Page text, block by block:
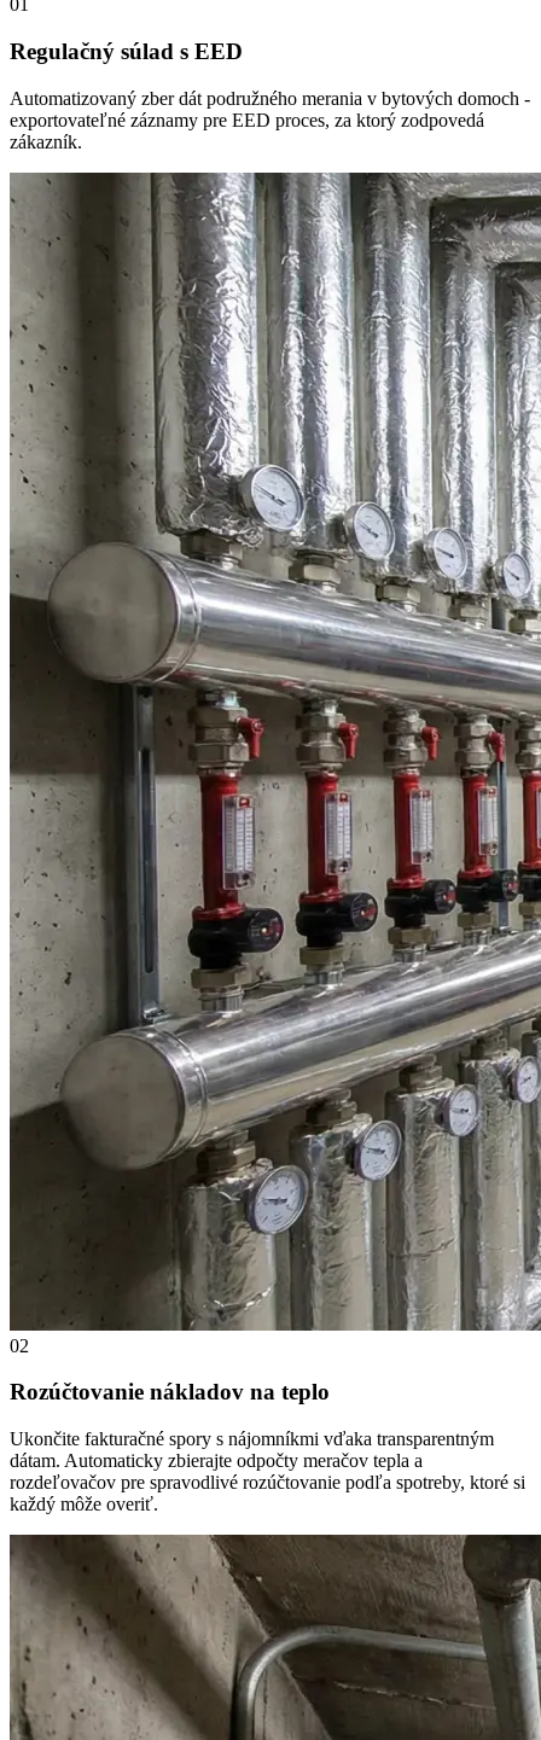
01
Regulačný súlad s EED
Automatizovaný zber dát podružného merania v bytových domoch -
exportovateľné záznamy pre EED proces, za ktorý zodpovedá
zákazník.
02
Rozúčtovanie nákladov na teplo
Ukončite fakturačné spory s nájomníkmi vďaka transparentným
dátam. Automaticky zbierajte odpočty meračov tepla a
rozdeľovačov pre spravodlivé rozúčtovanie podľa spotreby, ktoré si
každý môže overiť.